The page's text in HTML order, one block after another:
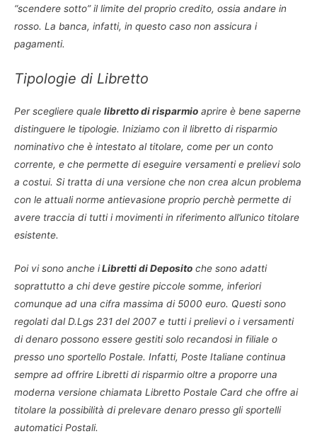
“scendere sotto” il limite del proprio credito, ossia andare in
rosso. La banca, infatti, in questo caso non assicura i
pagamenti.
Tipologie di Libretto
Per scegliere quale libretto di risparmio aprire è bene saperne
distinguere le tipologie. Iniziamo con il libretto di risparmio
nominativo che è intestato al titolare, come per un conto
corrente, e che permette di eseguire versamenti e prelievi solo
a costui. Si tratta di una versione che non crea alcun problema
con le attuali norme antievasione proprio perchè permette di
avere traccia di tutti i movimenti in riferimento all’unico titolare
esistente.
Poi vi sono anche iLibretti di Deposito che sono adatti
soprattutto a chi deve gestire piccole somme, inferiori
comunque ad una cifra massima di 5000 euro. Questi sono
regolati dal D.Lgs 231 del 2007 e tutti i prelievi o i versamenti
di denaro possono essere gestiti solo recandosi in filiale o
presso uno sportello Postale. Infatti, Poste Italiane continua
sempre ad offrire Libretti di risparmio oltre a proporre una
moderna versione chiamata Libretto Postale Card che offre ai
titolare la possibilità di prelevare denaro presso gli sportelli
automatici Postali.